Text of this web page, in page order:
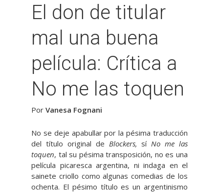
El don de titular
mal una buena
película: Crítica a
No me las toquen
Por Vanesa Fognani
No se deje apabullar por la pésima traducción
del título original de Blockers, síNo me las
toquen, tal su pésima transposición, no es una
película picaresca argentina, ni indaga en el
sainete criollo como algunas comedias de los
ochenta. El pésimo título es un argentinismo